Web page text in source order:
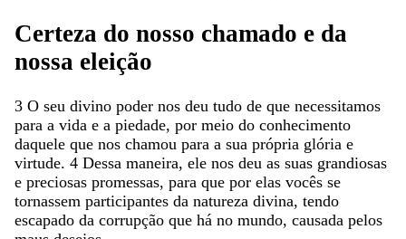
Certeza do nosso chamado e da
nossa eleição
3 O seu divino poder nos deu tudo de que necessitamos
para a vida e a piedade, por meio do conhecimento
daquele que nos chamou para a sua própria glória e
virtude. 4 Dessa maneira, ele nos deu as suas grandiosas
e preciosas promessas, para que por elas vocês se
tornassem participantes da natureza divina, tendo
escapado da corrupção que há no mundo, causada pelos